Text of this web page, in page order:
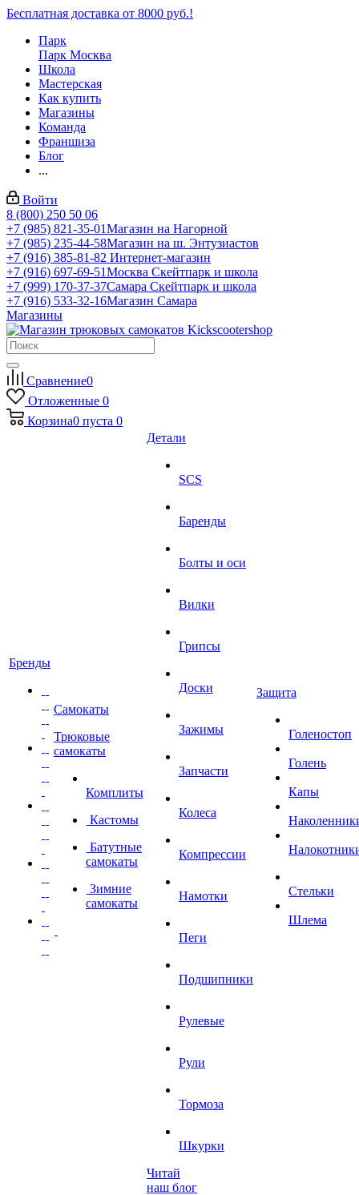
Бесплатная доставка от 8000 руб.!
Парк
Парк Москва
Школа
Мастерская
Как купить
Магазины
Команда
Франшиза
Блог
...
Войти
8 (800) 250 50 06
+7 (985) 821-35-01Магазин на Нагорной
+7 (985) 235-44-58Магазин на ш. Энтузиастов
+7 (916) 385-81-82 Интернет-магазин
+7 (916) 697-69-51Москва Скейтпарк и школа
+7 (999) 170-37-37Самара Скейтпарк и школа
+7 (916) 533-32-16Магазин Самара
Магазины
Сравнение0
Отложенные 0
Корзина0 пуста 0
Бренды
Самокаты
Трюковые
самокаты
Комплиты
Кастомы
Батутные
самокаты
Зимние
самокаты
Детали
SCS
Баренды
Болты и оси
Вилки
Грипсы
Доски
Зажимы
Запчасти
Колеса
Компрессии
Намотки
Пеги
Подшипники
Рулевые
Рули
Тормоза
Шкурки
Читай
наш блог
Защита
Голеностоп
Голень
Капы
Стельки
Шлема